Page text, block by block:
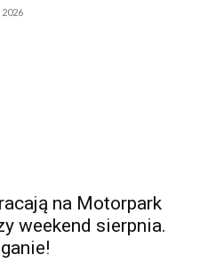
2026
na Motorpark
weekend sierpnia.